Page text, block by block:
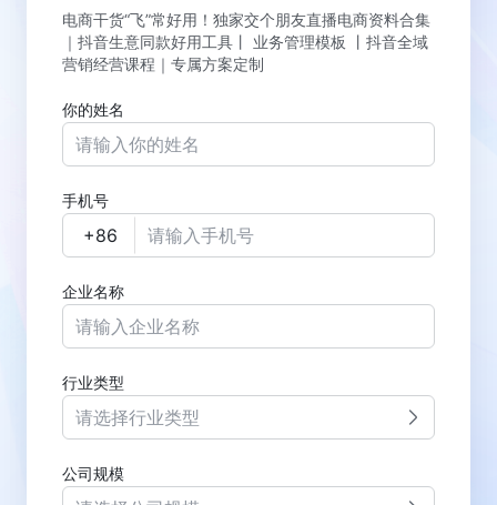
电商干货“飞”常好用！独家交个朋友直播电商资料合集
｜抖音生意同款好用工具丨 业务管理模板 丨抖音全域
营销经营课程｜专属方案定制
你的姓名
手机号
企业名称
行业类型
请选择行业类型
公司规模